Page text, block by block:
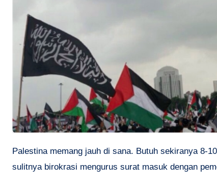
Palestina memang jauh di sana. Butuh sekiranya 8-10 jam-an untuk menuju ke sana itupun dengan pesawat terbang. Belum lagi
sulitnya birokrasi mengurus surat masuk dengan